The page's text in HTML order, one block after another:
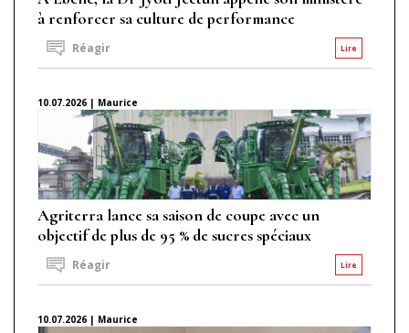
à renforcer sa culture de performance
Lire
Réagir
10.07.2026 | Maurice
Agriterra lance sa saison de coupe avec un
objectif de plus de 95 % de sucres spéciaux
Lire
Réagir
10.07.2026 | Maurice